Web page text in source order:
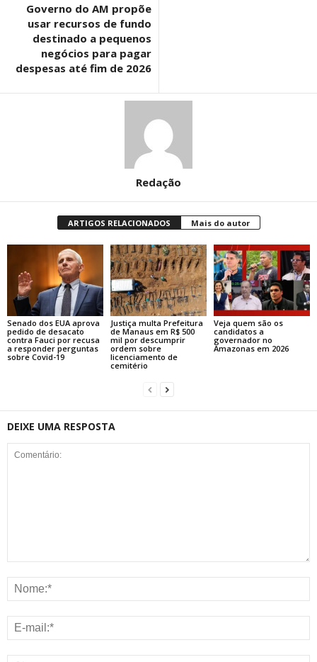
Governo do AM propõe
usar recursos de fundo
destinado a pequenos
negócios para pagar
despesas até fim de 2026
Redação
ARTIGOS RELACIONADOS Mais do autor
Senado dos EUA aprova
pedido de desacato
contra Fauci por recusa
a responder perguntas
sobre Covid-19
Justiça multa Prefeitura
de Manaus em R$ 500
mil por descumprir
ordem sobre
licenciamento de
cemitério
Veja quem são os
candidatos a
governador no
Amazonas em 2026
DEIXE UMA RESPOSTA